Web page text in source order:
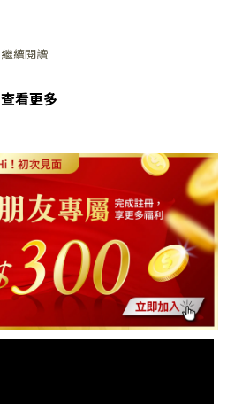
繼續閱讀
查看更多